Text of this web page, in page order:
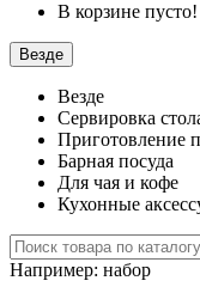
В корзине пусто!
Везде
Везде
Сервировка
Приготовление
Барная посуда
Для чая и кофе
Кухонные
Например: набор